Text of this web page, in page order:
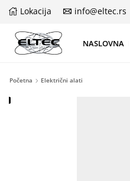
Lokacija info@eltec.rs
NASLOVNA
Početna Električni alati